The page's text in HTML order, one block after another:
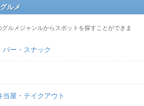
ルメ
ルメジャンルからスポットを探すことができま
バー・スナック
屋・テイクアウト